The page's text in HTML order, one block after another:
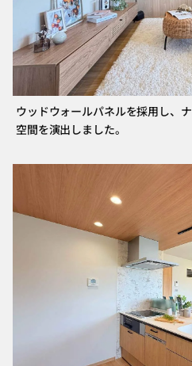
ウッドウォールパネルを採用し、
空間を演出しました。